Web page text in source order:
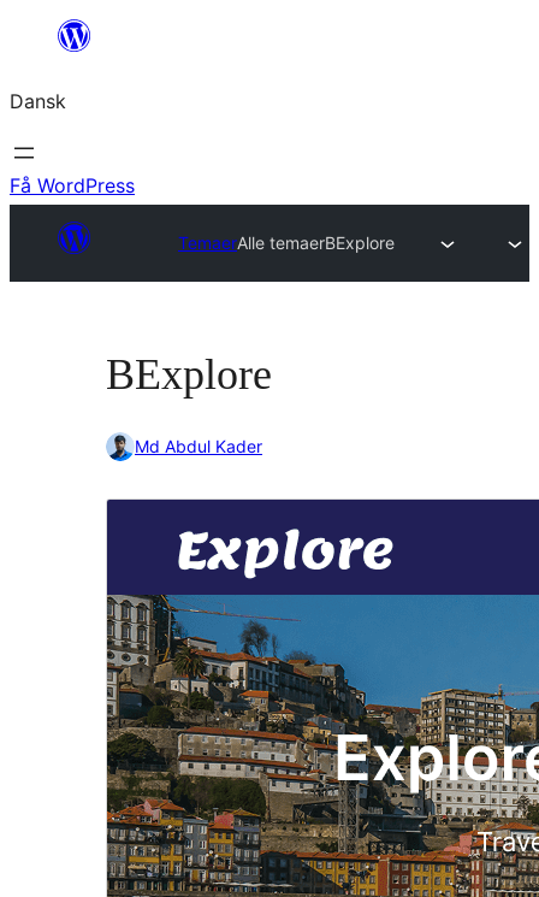
Spring
indhold
Dansk
Få WordPress
TemaerAlle temaerBExplore
BExplore
Md Abdul Kader